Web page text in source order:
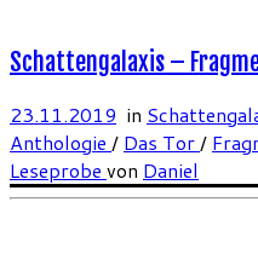
Schattengalaxis –
23.11.2019 in
Anthologie / Das Tor/
Leseprobe von Daniel